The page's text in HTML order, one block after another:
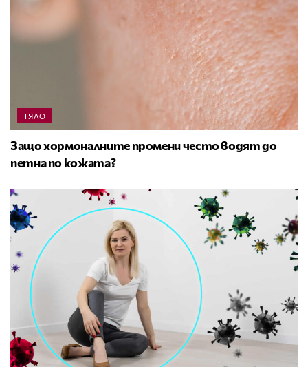
ТЯЛО
Защо хормоналните промени често водят до
петна по кожата?